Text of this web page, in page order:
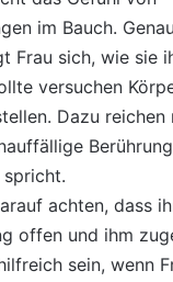
im Bauch.
Frau sich, wie sie
versuchen
Dazu
achten, dass
offen und ihm
sein, wenn